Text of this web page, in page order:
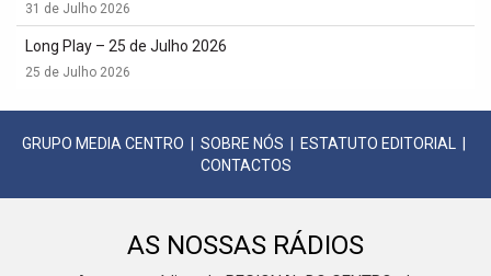
31 de Julho 2026
Long Play – 25 de Julho 2026
25 de Julho 2026
GRUPO MEDIA CENTRO SOBRE NÓS ESTATUTO EDITORIAL
CONTACTOS
AS NOSSAS RÁDIOS